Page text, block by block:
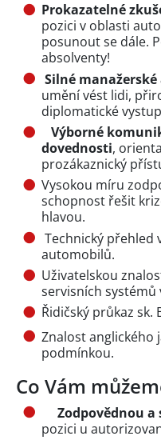
Prokazatelné
pozici v oblasti
posunout se dále.
absolventy!
Silné
umění vést lidi,
diplomatické
Výborné
dovednosti,
prozákaznický
Vysokou míru
schopnost řešit
hlavou.
Technický přehled
automobilů.
Uživatelskou
servisních systémů
Řidičský průkaz sk.
Znalost anglického
podmínkou.
Co Vám
Zodpovědnou
pozici u